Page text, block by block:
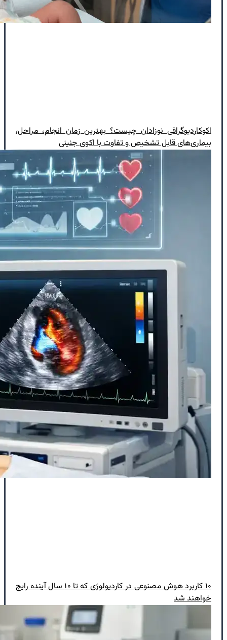
اکوکاردیوگرافی نوزادان چیست؟ بهترین زمان انجام، مراحل،
بیماری‌های قابل تشخیص و تفاوت با اکوی جنینی
۱۰ کاربرد هوش مصنوعی در کاردیولوژی که تا ۱۰ سال آینده رایج
خواهند شد